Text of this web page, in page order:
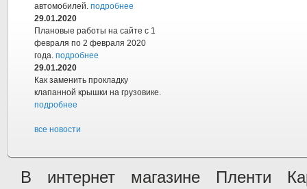
автомобилей. подробнее
29.01.2020
Плановые работы на сайте с 1
февраля по 2 февраля 2020
года. подробнее
29.01.2020
Как заменить прокладку
клапанной крышки на грузовике.
подробнее
все новости
В интернет магазине Пленти